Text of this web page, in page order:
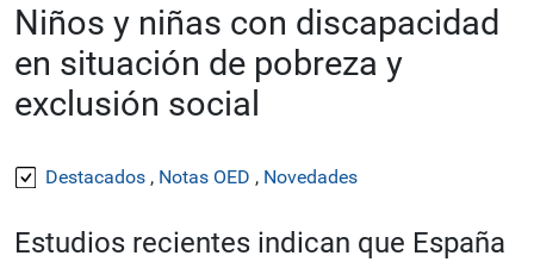
Niños y niñas con discapacidad
en situación de pobreza y
exclusión social
Destacados , Notas OED , Novedades
Estudios recientes indican que España